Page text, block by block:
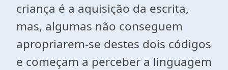
criança é a aquisição da escrita,
mas, algumas não conseguem
apropriarem-se destes dois códigos
e começam a perceber a linguagem